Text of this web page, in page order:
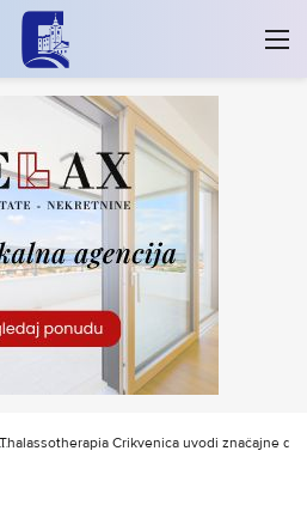
Thalassotherapia Crikvenica uvodi značajne